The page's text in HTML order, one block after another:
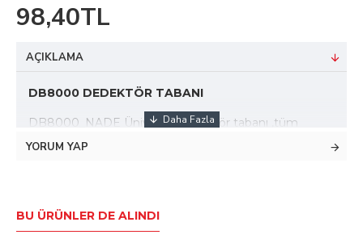
98,40TL
AÇIKLAMA
DB8000 DEDEKTÖR TABANI
DB8000_NADE Üniversal dedektör tabanı ,tüm
NADE Yangın dedektörleri ile kullanılmak üzere
yaşanabilecek temassızlık problemlerini en aza
indirmektedir.
YORUM YAP
BU ÜRÜNLER DE ALINDI